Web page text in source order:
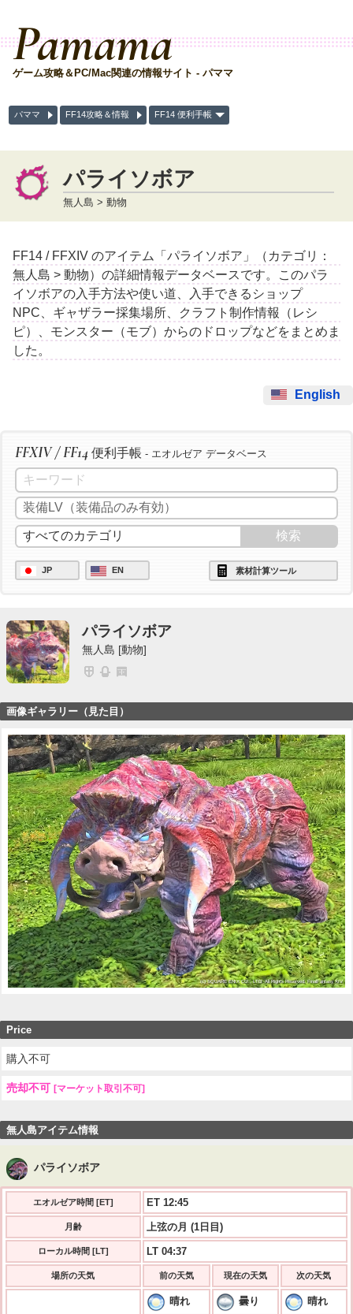
Pamama
ゲーム攻略＆PC/Mac関連の情報サイト - パママ
パママ FF14攻略＆情報 FF14 便利手帳
パライソボア
無人島 > 動物
FF14 / FFXIV のアイテム「パライソボア」（カテゴリ：
無人島 > 動物）の詳細情報データベースです。このパラ
イソボアの入手方法や使い道、入手できるショップ
NPC、ギャザラー採集場所、クラフト制作情報（レシ
ピ）、モンスター（モブ）からのドロップなどをまとめま
した。
English
FFXIV / FF14 便利手帳 - エオルゼア データベース
JP EN 素材計算ツール
パライソボア
無人島 [動物]
画像ギャラリー（見た目）
Price
購入不可
売却不可 [マーケット取引不可]
無人島アイテム情報
パライソボア
エオルゼア時間 [ET] ET 12:45
月齢 上弦の月 (1日目)
ローカル時間 [LT] LT 04:37
場所の天気 前の天気 現在の天気 次の天気
晴れ 曇り 晴れ